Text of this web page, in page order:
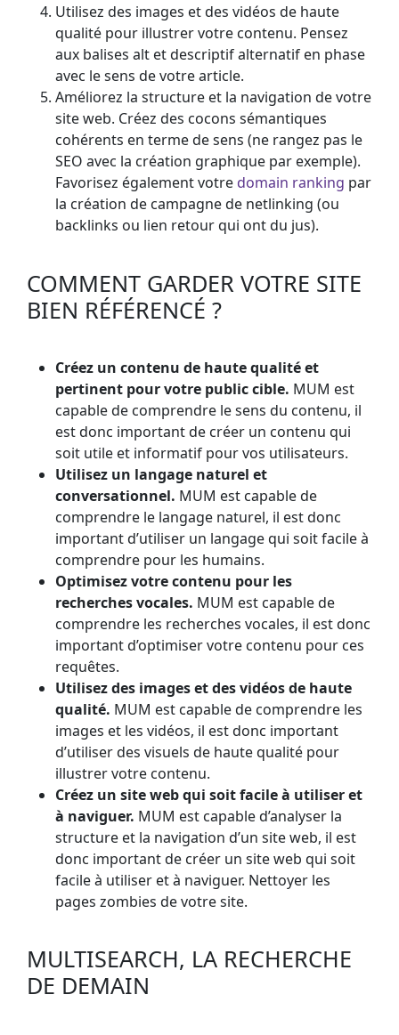
Utilisez des images et des vidéos de haute
qualité pour illustrer votre contenu. Pensez
aux balises alt et descriptif alternatif en phase
avec le sens de votre article.
Améliorez la structure et la navigation de votre
site web. Créez des cocons sémantiques
cohérents en terme de sens (ne rangez pas le
SEO avec la création graphique par exemple).
Favorisez également votre domain ranking par
la création de campagne de netlinking (ou
backlinks ou lien retour qui ont du jus).
COMMENT GARDER VOTRE SITE
BIEN RÉFÉRENCÉ ?
Créez un contenu de haute qualité et
pertinent pour votre public cible. MUM est
capable de comprendre le sens du contenu, il
est donc important de créer un contenu qui
soit utile et informatif pour vos utilisateurs.
Utilisez un langage naturel et
conversationnel. MUM est capable de
comprendre le langage naturel, il est donc
important d’utiliser un langage qui soit facile à
comprendre pour les humains.
Optimisez votre contenu pour les
recherches vocales. MUM est capable de
comprendre les recherches vocales, il est donc
important d’optimiser votre contenu pour ces
requêtes.
Utilisez des images et des vidéos de haute
qualité. MUM est capable de comprendre les
images et les vidéos, il est donc important
d’utiliser des visuels de haute qualité pour
illustrer votre contenu.
Créez un site web qui soit facile à utiliser et
à naviguer. MUM est capable d’analyser la
structure et la navigation d’un site web, il est
donc important de créer un site web qui soit
facile à utiliser et à naviguer. Nettoyer les
pages zombies de votre site.
MULTISEARCH, LA RECHERCHE
DE DEMAIN